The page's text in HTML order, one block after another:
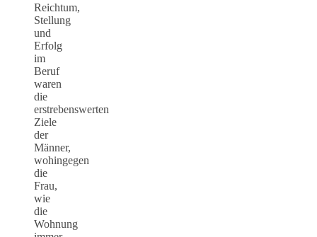
Reichtum,
Stellung
und
Erfolg
im
Beruf
waren
die
erstrebenswerten
Ziele
der
Männer,
wohingegen
die
Frau,
wie
die
Wohnung